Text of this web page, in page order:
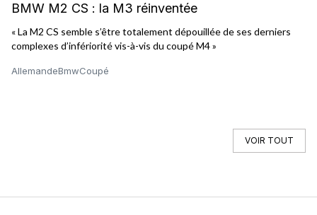
BMW M2 CS : la M3 réinventée
« La M2 CS semble s’être totalement dépouillée de ses derniers
complexes d’infériorité vis-à-vis du coupé M4 »
AllemandeBmwCoupé
VOIR TOUT